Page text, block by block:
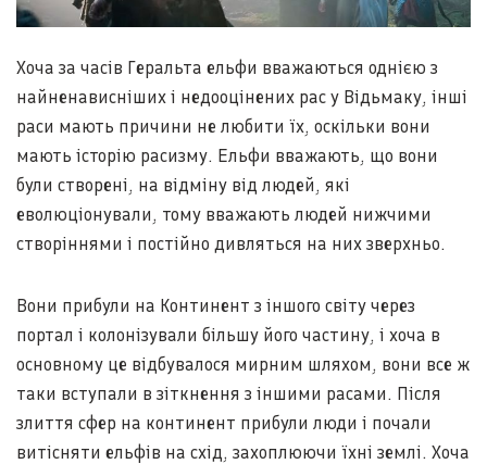
Хоча за часів Геральта ельфи вважаються однією з
найненависніших і недооцінених рас у Відьмаку, інші
раси мають причини не любити їх, оскільки вони
мають історію расизму. Ельфи вважають, що вони
були створені, на відміну від людей, які
еволюціонували, тому вважають людей нижчими
створіннями і постійно дивляться на них зверхньо.
Вони прибули на Континент з іншого світу через
портал і колонізували більшу його частину, і хоча в
основному це відбувалося мирним шляхом, вони все ж
таки вступали в зіткнення з іншими расами. Після
злиття сфер на континент прибули люди і почали
витісняти ельфів на схід, захоплюючи їхні землі. Хоча